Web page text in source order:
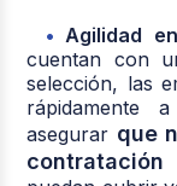
Agilidad
cuentan con
selección, las
rápidamente
asegurar que
contratación